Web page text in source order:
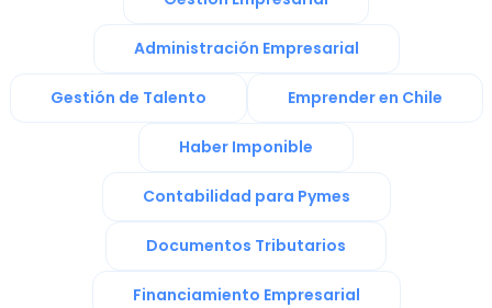
Administración Empresarial
Gestión de Talento Emprender en Chile
Haber Imponible
Contabilidad para Pymes
Documentos Tributarios
Financiamiento Empresarial